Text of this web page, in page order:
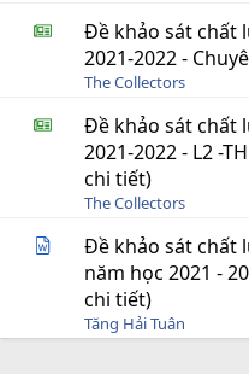
Đề khảo sát chất
2021-2022 -
The Collectors
Đề khảo sát chất
2021-2022 - L2 -
chi tiết)
The Collectors
Đề khảo sát chất
năm học 2021 -
chi tiết)
Tăng Hải Tuân